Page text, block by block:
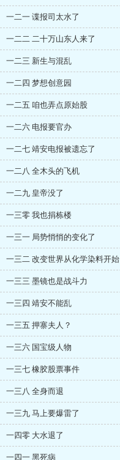
一二一 谍报司太水了
一二二 二十万山东人来了
一二三 新生与混乱
一二四 梦想创意园
一二五 咱也弄点原始股
一二六 电报要官办
一二七 靖安电报被遗忘了
一二八 全木头的飞机
一二九 皇帝没了
一三零 我也捐栋楼
一三一 局势悄悄的变化了
一三二 改变世界从化学染料开始
一三三 墨镜也是战斗力
一三四 靖安不能乱
一三五 押寨夫人？
一三六 国宝级人物
一三七 橡胶股票事件
一三八 全身而退
一三九 马上要爆雷了
一四零 大水退了
一四一 黑死病